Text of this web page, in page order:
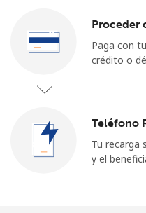
Proceder
Paga con
crédito o
Teléfono
Tu recarga
y el